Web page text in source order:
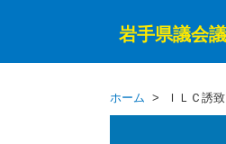
岩手県議会
ホーム > ＩＬＣ誘致